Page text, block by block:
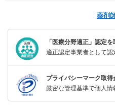
薬剤
「医療分野適正」認定を
適正認定事業者として認
プライバシーマーク取得
厳密な管理基準で個人情